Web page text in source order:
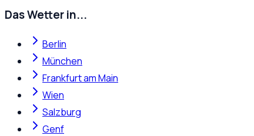
Das Wetter in...
Berlin
München
Frankfurt am Main
Wien
Salzburg
Genf